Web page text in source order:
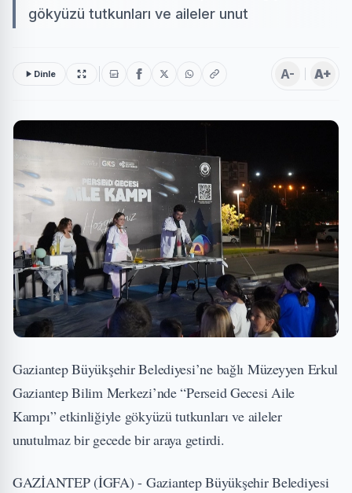
gökyüzü tutkunları ve aileler unut
Dinle A- A+
Gaziantep Büyükşehir Belediyesi’ne bağlı Müzeyyen Erkul
Gaziantep Bilim Merkezi’nde “Perseid Gecesi Aile
Kampı” etkinliğiyle gökyüzü tutkunları ve aileler
unutulmaz bir gecede bir araya getirdi.
GAZİANTEP (İGFA) - Gaziantep Büyükşehir Belediyesi